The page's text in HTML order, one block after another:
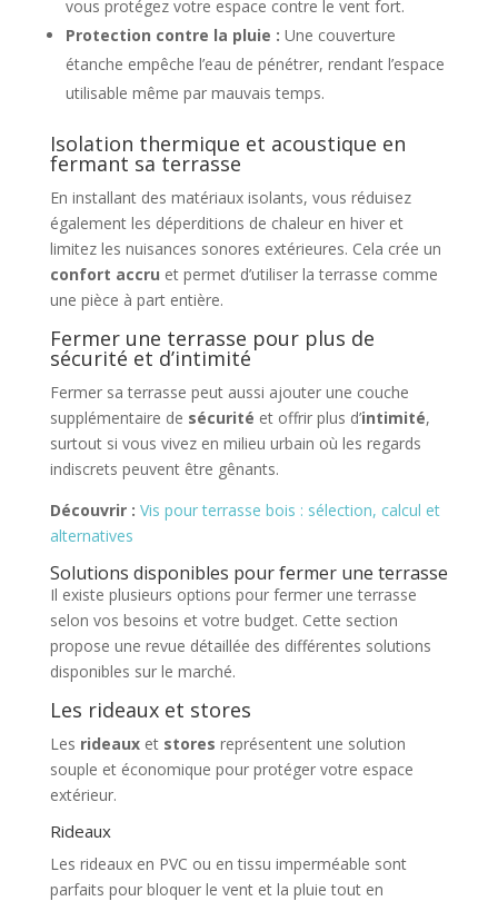
vous protégez votre espace contre le vent fort.
Protection contre la pluie : Une couverture
étanche empêche l’eau de pénétrer, rendant l’espace
utilisable même par mauvais temps.
Isolation thermique et acoustique en
fermant sa terrasse
En installant des matériaux isolants, vous réduisez
également les déperditions de chaleur en hiver et
limitez les nuisances sonores extérieures. Cela crée un
confort accru et permet d’utiliser la terrasse comme
une pièce à part entière.
Fermer une terrasse pour plus de
sécurité et d’intimité
Fermer sa terrasse peut aussi ajouter une couche
supplémentaire de sécurité et offrir plus d’intimité,
surtout si vous vivez en milieu urbain où les regards
indiscrets peuvent être gênants.
Découvrir : Vis pour terrasse bois : sélection, calcul et
alternatives
Solutions disponibles pour fermer une terrasse
Il existe plusieurs options pour fermer une terrasse
selon vos besoins et votre budget. Cette section
propose une revue détaillée des différentes solutions
disponibles sur le marché.
Les rideaux et stores
Les rideauxet stores représentent une solution
souple et économique pour protéger votre espace
extérieur.
Rideaux
Les rideaux en PVC ou en tissu imperméable sont
parfaits pour bloquer le vent et la pluie tout en